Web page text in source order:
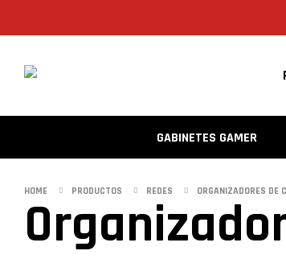
GABINETES GAMER
HOME PRODUCTOS REDES ORGANIZADORES DE